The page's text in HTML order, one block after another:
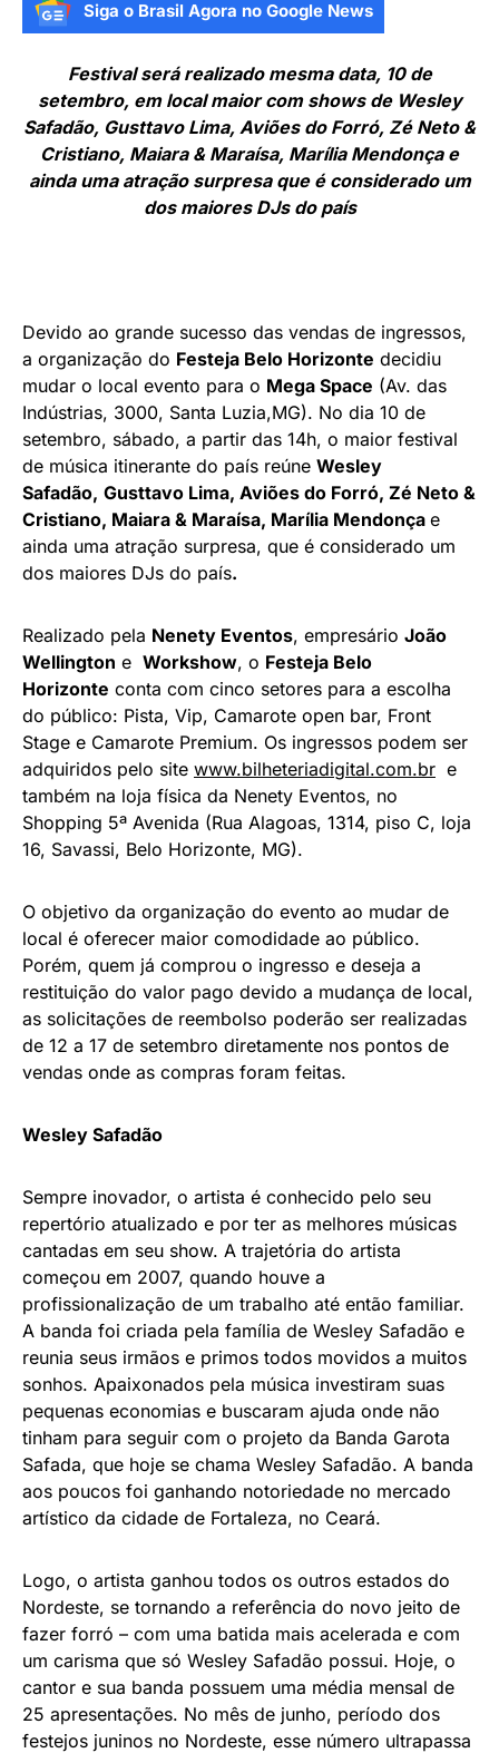
Siga o Brasil Agora no Google News
Festival será realizado mesma data, 10 de
setembro, em local maior com shows de Wesley
Safadão, Gusttavo Lima, Aviões do Forró, Zé Neto &
Cristiano, Maiara & Maraísa, Marília Mendonça e
ainda uma atração surpresa que é considerado um
dos maiores DJs do país
Devido ao grande sucesso das vendas de ingressos,
a organização do Festeja Belo Horizonte decidiu
mudar o local evento para o Mega Space (Av. das
Indústrias, 3000, Santa Luzia,MG). No dia 10 de
setembro, sábado, a partir das 14h, o maior festival
de música itinerante do país reúne Wesley
Safadão, Gusttavo Lima, Aviões do Forró, Zé Neto &
Cristiano, Maiara & Maraísa, Marília Mendonça e
ainda uma atração surpresa, que é considerado um
dos maiores DJs do país.
Realizado pela Nenety Eventos, empresário João
Wellington e Workshow, o Festeja Belo
Horizonte conta com cinco setores para a escolha
do público: Pista, Vip, Camarote open bar, Front
Stage e Camarote Premium. Os ingressos podem ser
adquiridos pelo site www.bilheteriadigital.com.br e
também na loja física da Nenety Eventos, no
Shopping 5ª Avenida (Rua Alagoas, 1314, piso C, loja
16, Savassi, Belo Horizonte, MG).
O objetivo da organização do evento ao mudar de
local é oferecer maior comodidade ao público.
Porém, quem já comprou o ingresso e deseja a
restituição do valor pago devido a mudança de local,
as solicitações de reembolso poderão ser realizadas
de 12 a 17 de setembro diretamente nos pontos de
vendas onde as compras foram feitas.
Wesley Safadão
Sempre inovador, o artista é conhecido pelo seu
repertório atualizado e por ter as melhores músicas
cantadas em seu show. A trajetória do artista
começou em 2007, quando houve a
profissionalização de um trabalho até então familiar.
A banda foi criada pela família de Wesley Safadão e
reunia seus irmãos e primos todos movidos a muitos
sonhos. Apaixonados pela música investiram suas
pequenas economias e buscaram ajuda onde não
tinham para seguir com o projeto da Banda Garota
Safada, que hoje se chama Wesley Safadão. A banda
aos poucos foi ganhando notoriedade no mercado
artístico da cidade de Fortaleza, no Ceará.
Logo, o artista ganhou todos os outros estados do
Nordeste, se tornando a referência do novo jeito de
fazer forró – com uma batida mais acelerada e com
um carisma que só Wesley Safadão possui. Hoje, o
cantor e sua banda possuem uma média mensal de
25 apresentações. No mês de junho, período dos
festejos juninos no Nordeste, esse número ultrapassa